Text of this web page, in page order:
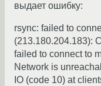
выдает ошибку:
rsync: failed to
(213.180.204.183):
failed to connect to
Network is
IO (code 10) at